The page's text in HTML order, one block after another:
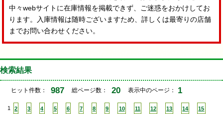
中々webサイトに在庫情報を掲載できず、ご迷惑をおかけしてお
ります。入庫情報は随時ございますため、詳しくは最寄りの店舗
までお問い合わせください。
検索結果
ヒット件数： 987 総ページ数： 20 表示中のページ： 1
1 2 3 4 5 6 7 8 9 10 11 12 13 14 15